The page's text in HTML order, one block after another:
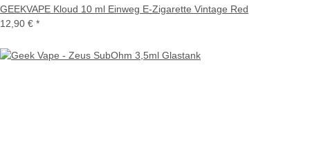
GEEKVAPE Kloud 10 ml Einweg E-Zigarette Vintage Red
12,90 € *